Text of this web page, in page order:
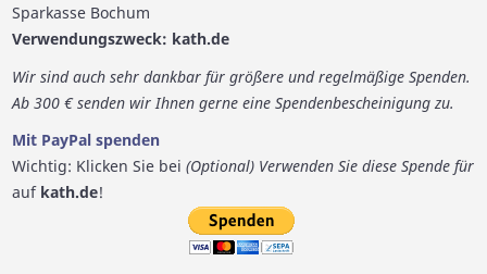
Sparkasse Bochum
Verwendungszweck: kath.de
Wir sind auch sehr dankbar für größere und regelmäßige Spenden.
Ab 300 € senden wir Ihnen gerne eine Spendenbescheinigung zu.
Mit PayPal spenden
Wichtig: Klicken Sie bei (Optional) Verwenden Sie diese Spende für
auf kath.de!